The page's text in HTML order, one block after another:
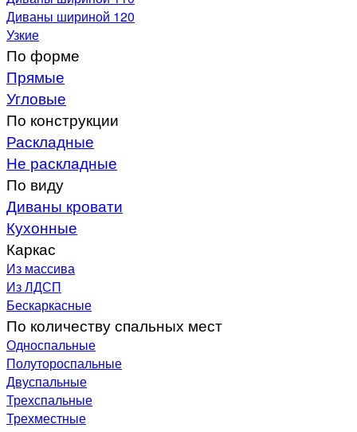
Диваны шириной 120
Узкие
По форме
Прямые
Угловые
По конструкции
Раскладные
Не раскладные
По виду
Диваны кровати
Кухонные
Каркас
Из массива
Из ЛДСП
Бескаркасные
По количеству спальных мест
Односпальные
Полутороспальные
Двуспальные
Трехспальные
Трехместные